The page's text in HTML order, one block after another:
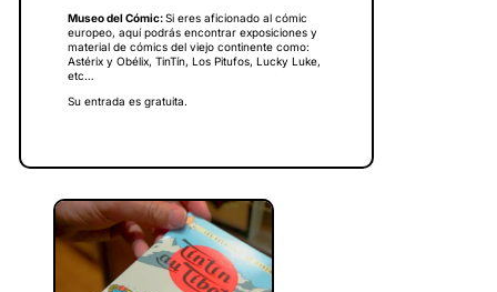
Museo del Cómic:Si eres aficionado al cómic
europeo, aquí podrás encontrar exposiciones y
material de cómics del viejo continente como:
Astérix y Obélix, TinTín, Los Pitufos, Lucky Luke,
etc…
Su entrada es gratuita.